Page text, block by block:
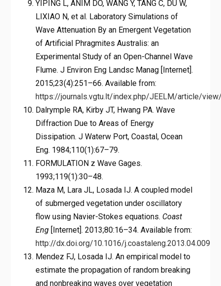
YIPING L, ANIM DO, WANG Y, TANG C, DU W,
LIXIAO N, et al. Laboratory Simulations of
Wave Attenuation By an Emergent Vegetation
of Artificial Phragmites Australis: an
Experimental Study of an Open-Channel Wave
Flume. J Environ Eng Landsc Manag [Internet].
2015;23(4):251–66. Available from:
https://journals.vgtu.lt/index.php/JEELM/article/
Dalrymple RA, Kirby JT, Hwang PA. Wave
Diffraction Due to Areas of Energy
Dissipation. J Waterw Port, Coastal, Ocean
Eng. 1984;110(1):67–79.
FORMULATION z Wave Gages.
1993;119(1):30–48.
Maza M, Lara JL, Losada IJ. A coupled model
of submerged vegetation under oscillatory
flow using Navier-Stokes equations. Coast
Eng[Internet]. 2013;80:16–34. Available from:
http://dx.doi.org/10.1016/j.coastaleng.2013.04.009
Mendez FJ, Losada IJ. An empirical model to
estimate the propagation of random breaking
and nonbreaking waves over vegetation